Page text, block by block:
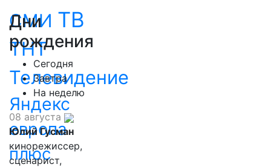
СМИ ТВ
ТНТ
Телевидение
Яндекс
европа
плюс
Дни
рождения
Сегодня
Завтра
На неделю
08 августа
Юлий Гусман
кинорежиссер,
сценарист,